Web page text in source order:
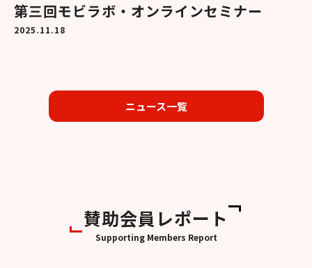
第三回モビラボ・オンラインセミナー
2025.11.18
ニュース一覧
賛助会員レポート
Supporting Members Report